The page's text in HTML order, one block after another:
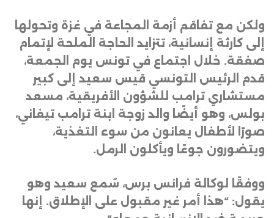
ولكن مع تفاقم أزمة المجاعة في غزة وتحولها
إلى كارثة إنسانية، تتزايد الحاجة الملحة لإتمام
صفقة. خلال اجتماع في تونس يوم الجمعة،
قدم الرئيس التونسي قيس سعيد إلى كبير
مستشاري ترامب للشؤون الأفريقية، مسعد
بولس، وهو أيضًا والد زوجة ابنة ترامب تيفاني،
صورًا لأطفال يعانون من سوء التغذية،
ويتضورون جوعًا ويأكلون الرمل.
ووفقًا لوكالة فرانس برس، سُمع سعيد وهو
يقول: “هذا أمر غير مقبول على الإطلاق. إنها